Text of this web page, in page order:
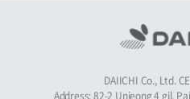
DAIICHI Co., Ltd.
Address: 82-2 Unjeong 4 gil,